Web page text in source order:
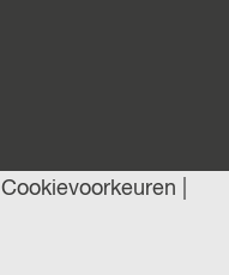
Cookievoorkeuren